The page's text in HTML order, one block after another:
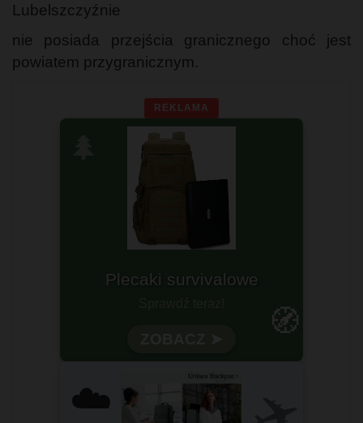
Lubelszczyźnie
nie posiada przejścia granicznego choć jest
powiatem przygranicznym.
REKLAMA
🧭
Plecaki survivalowe
☁️